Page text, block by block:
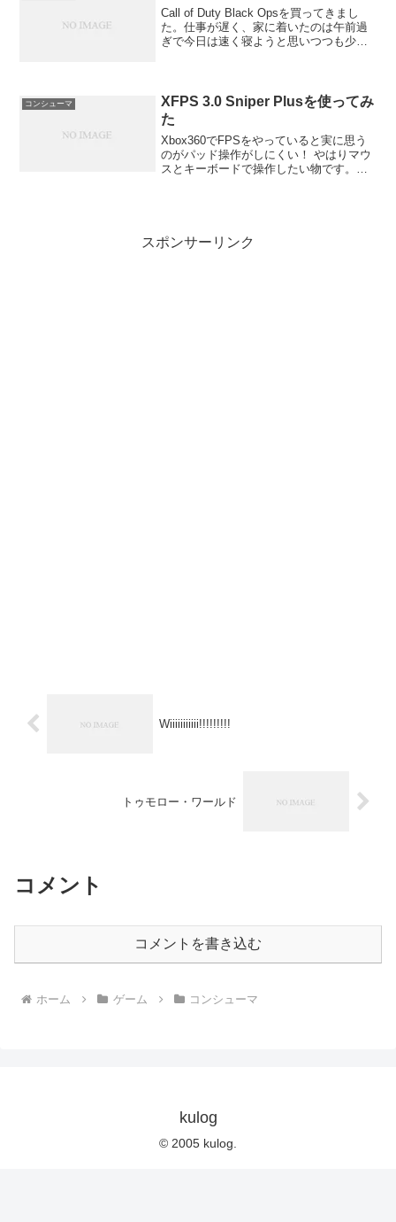
Call of Duty Black Opsを買ってきまし
た。仕事が遅く、家に着いたのは午前過
ぎで今日は速く寝ようと思いつつも少し
コンシューマ
XFPS 3.0 Sniper Plusを使ってみ
た
Xbox360でFPSをやっていると実に思う
のがパッド操作がしにくい！ やはりマウ
スとキーボードで操作したい物です。そ
スポンサーリンク
Wiiiiiiiiiii!!!!!!!!!
トゥモロー・ワールド
コメント
コメントを書き込む
ホーム ゲーム コンシューマ
kulog
© 2005 kulog.